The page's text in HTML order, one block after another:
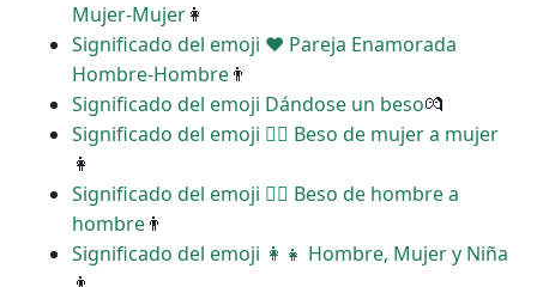
Mujer-Mujer👩
Significado del emoji ‍❤️‍ Pareja Enamorada
Hombre-Hombre👨
Significado del emoji Dándose un beso💏
Significado del emoji ‍❤️‍💋‍ Beso de mujer a mujer
👩
Significado del emoji ‍❤️‍💋‍ Beso de hombre a
hombre👨
Significado del emoji ‍👩‍👧 Hombre, Mujer y Niña